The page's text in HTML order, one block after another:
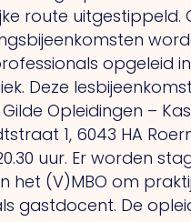
route uitgestippeld.
opgeleid
Deze
Opleidingen –
1, 6043 HA
uur. Er worden
het (V)MBO om
gastdocent. De